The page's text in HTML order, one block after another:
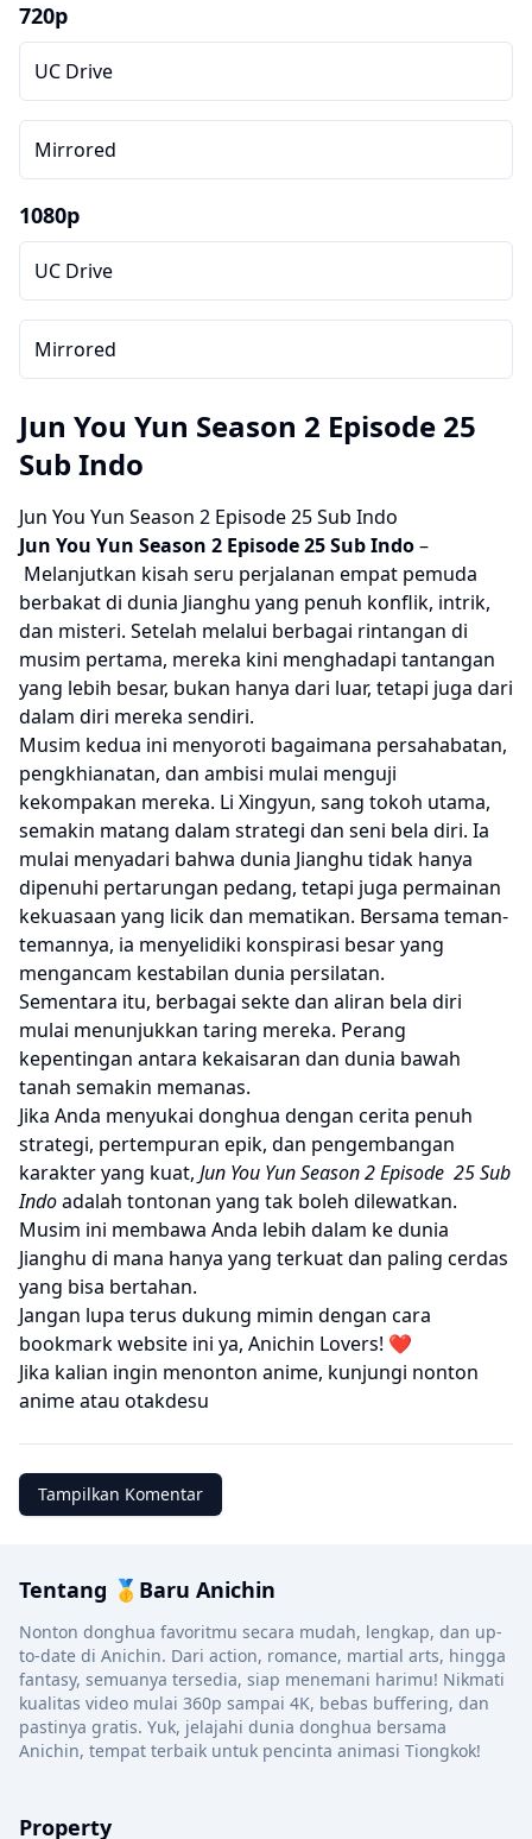
720p
UC Drive
Mirrored
1080p
UC Drive
Mirrored
Jun You Yun Season 2 Episode 25
Sub Indo
Jun You Yun Season 2 Episode 25 Sub Indo
Jun You Yun Season 2 Episode 25 Sub Indo–
Melanjutkan kisah seru perjalanan empat pemuda
berbakat di dunia Jianghu yang penuh konflik, intrik,
dan misteri. Setelah melalui berbagai rintangan di
musim pertama, mereka kini menghadapi tantangan
yang lebih besar, bukan hanya dari luar, tetapi juga dari
dalam diri mereka sendiri.
Musim kedua ini menyoroti bagaimana persahabatan,
pengkhianatan, dan ambisi mulai menguji
kekompakan mereka. Li Xingyun, sang tokoh utama,
semakin matang dalam strategi dan seni bela diri. Ia
mulai menyadari bahwa dunia Jianghu tidak hanya
dipenuhi pertarungan pedang, tetapi juga permainan
kekuasaan yang licik dan mematikan. Bersama teman-
temannya, ia menyelidiki konspirasi besar yang
mengancam kestabilan dunia persilatan.
Sementara itu, berbagai sekte dan aliran bela diri
mulai menunjukkan taring mereka. Perang
kepentingan antara kekaisaran dan dunia bawah
tanah semakin memanas.
Jika Anda menyukai donghua dengan cerita penuh
strategi, pertempuran epik, dan pengembangan
karakter yang kuat, Jun You Yun Season 2 Episode 25 Sub
Indoadalah tontonan yang tak boleh dilewatkan.
Musim ini membawa Anda lebih dalam ke dunia
Jianghu di mana hanya yang terkuat dan paling cerdas
yang bisa bertahan.
Jangan lupa terus dukung mimin dengan cara
bookmark website ini ya, Anichin Lovers! ❤️
Jika kalian ingin menonton anime, kunjungi nonton
animeatau otakdesu
Tampilkan Komentar
Tentang 🥇Baru Anichin
Nonton donghua favoritmu secara mudah, lengkap, dan up-
to-date di Anichin. Dari action, romance, martial arts, hingga
fantasy, semuanya tersedia, siap menemani harimu! Nikmati
kualitas video mulai 360p sampai 4K, bebas buffering, dan
pastinya gratis. Yuk, jelajahi dunia donghua bersama
Anichin, tempat terbaik untuk pencinta animasi Tiongkok!
Property